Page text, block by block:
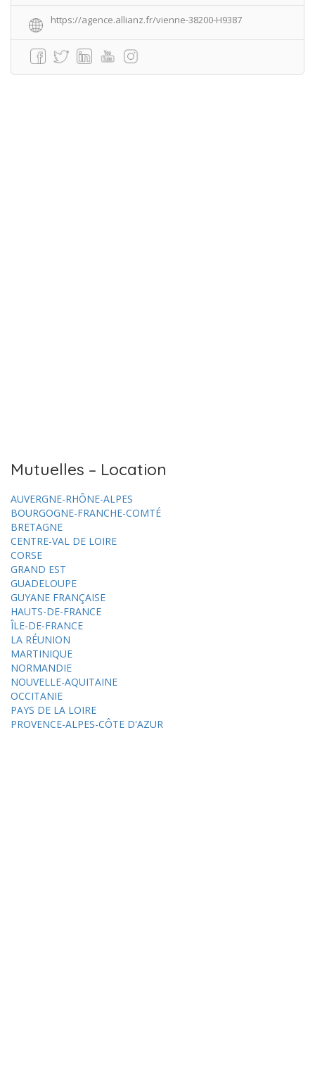
https://agence.allianz.fr/vienne-38200-H9387
Mutuelles – Location
AUVERGNE-RHÔNE-ALPES
BOURGOGNE-FRANCHE-COMTÉ
BRETAGNE
CENTRE-VAL DE LOIRE
CORSE
GRAND EST
GUADELOUPE
GUYANE FRANÇAISE
HAUTS-DE-FRANCE
ÎLE-DE-FRANCE
LA RÉUNION
MARTINIQUE
NORMANDIE
NOUVELLE-AQUITAINE
OCCITANIE
PAYS DE LA LOIRE
PROVENCE-ALPES-CÔTE D'AZUR